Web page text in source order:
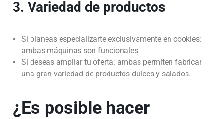
3. Variedad de productos
Si planeas especializarte exclusivamente en cookies:
ambas máquinas son funcionales.
Si deseas ampliar tu oferta: ambas permiten fabricar
una gran variedad de productos dulces y salados.
¿Es posible hacer